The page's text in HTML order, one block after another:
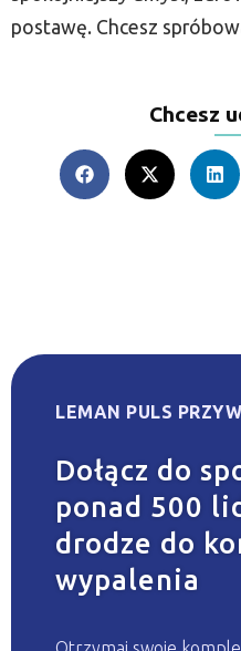
postawę. Chcesz
Chcesz
LEMAN PULS
Dołącz do
ponad 500
drodze do
wypalenia